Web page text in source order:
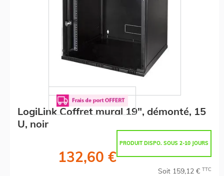
LogiLink Coffret mural 19", démonté, 15
U, noir
PRODUIT DISPO. SOUS 2-10 JOURS
132,60 €
Soit 159,12 € TTC